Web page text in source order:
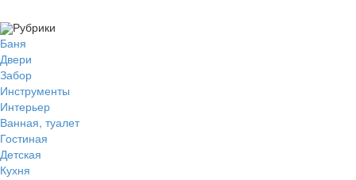
Рубрики
Баня
Двери
Забор
Инструменты
Интерьер
Ванная, туалет
Гостиная
Детская
Кухня